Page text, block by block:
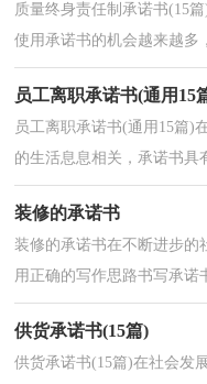
质量终身责任制承诺书(15
使用承诺书的机会越来越多
一部分一同履行。如何写一
员工离职承诺书(通用15
员工离职承诺书(通用15篇)
的生活息息相关，承诺书具
考范文，下面是小编帮大家
装修的承诺书
装修的承诺书在不断进步的
用正确的写作思路书写承诺
免踩雷呢？以下是小编为大
供货承诺书(15篇)
供货承诺书(15篇)在社会发